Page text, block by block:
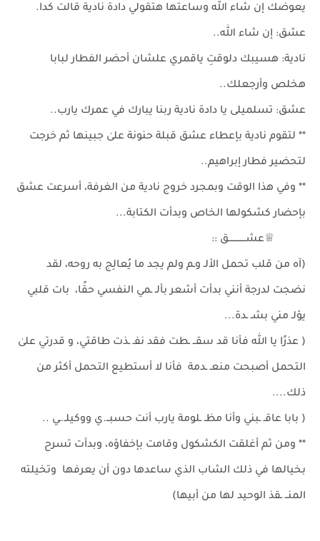
يعوضك إن شاء الله وساعتها هتقولي دادة نادية قالت كدا.
عشق: إن شاء الله..
نادية: هسيبك دلوقتِ ياقمري علشان أحضر الفطار لبابا
هخلص وأرجعلك..
عشق: تسلميلى يا دادة نادية ربنا يبارك في عمرك يارب..
** لتقوم نادية بإعطاء عشق قبلة حنونة علىٰ جبينها ثم خرجت
لتحضير فطار إبراهيم..
** وفي هذا الوقت وبمجرد خروج نادية من الغرفة، أسرعت عشق
بإحضار كشكولها الخاص وبدأت الكتابة...
♕عشــــــــــــق ::
(آه من قلب تحمل الألـ وـم ولم يجد ما يُعالِج به روحه، لقد
نضجت لدرجة أنني بدأت أشعر بألـ ـمي النفسي حقًا، بات قلبي
يؤلـ مني بشـ ـدة...
( عذرًا يا ﷲ فأنا قد سقــ ـطت فقد نفـ ـذت طاقتي، و قدرتي علىٰ
التحمل أصبحت منعـ ـدمة فأنا لا أستطيع التحمل أكثر من
ذلك....
( بابا عاقـ ـبني وأنا مظـ ـلومة يارب أنت حسبــ.ي ووكيلـ.ـي ..
** ومن ثم أغلقت الكشكول وقامت بإخفاؤه، وبدأت تسرح
بخيالها في ذلك الشاب الذي ساعدها دون أن يعرفها وتخيلته
المنــ ـقذ الوحيد لها من أبيها)